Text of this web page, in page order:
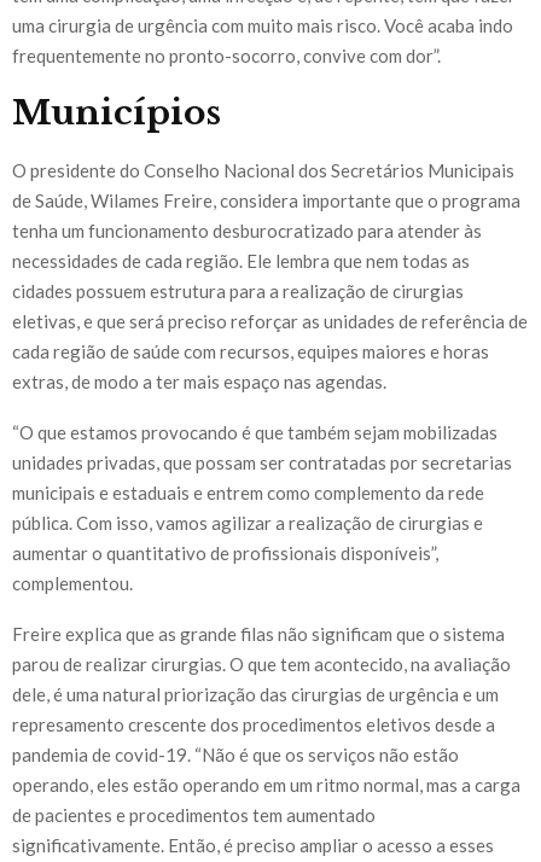
uma cirurgia de urgência com muito mais risco. Você acaba indo
frequentemente no pronto-socorro, convive com dor”.
Municípios
O presidente do Conselho Nacional dos Secretários Municipais
de Saúde, Wilames Freire, considera importante que o programa
tenha um funcionamento desburocratizado para atender às
necessidades de cada região. Ele lembra que nem todas as
cidades possuem estrutura para a realização de cirurgias
eletivas, e que será preciso reforçar as unidades de referência de
cada região de saúde com recursos, equipes maiores e horas
extras, de modo a ter mais espaço nas agendas.
“O que estamos provocando é que também sejam mobilizadas
unidades privadas, que possam ser contratadas por secretarias
municipais e estaduais e entrem como complemento da rede
pública. Com isso, vamos agilizar a realização de cirurgias e
aumentar o quantitativo de profissionais disponíveis”,
complementou.
Freire explica que as grande filas não significam que o sistema
parou de realizar cirurgias. O que tem acontecido, na avaliação
dele, é uma natural priorização das cirurgias de urgência e um
represamento crescente dos procedimentos eletivos desde a
pandemia de covid-19. “Não é que os serviços não estão
operando, eles estão operando em um ritmo normal, mas a carga
de pacientes e procedimentos tem aumentado
significativamente. Então, é preciso ampliar o acesso a esses